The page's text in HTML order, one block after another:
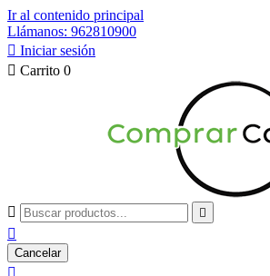
Ir al contenido principal
Llámanos: 962810900
 Iniciar sesión
 Carrito 0
 

Cancelar
